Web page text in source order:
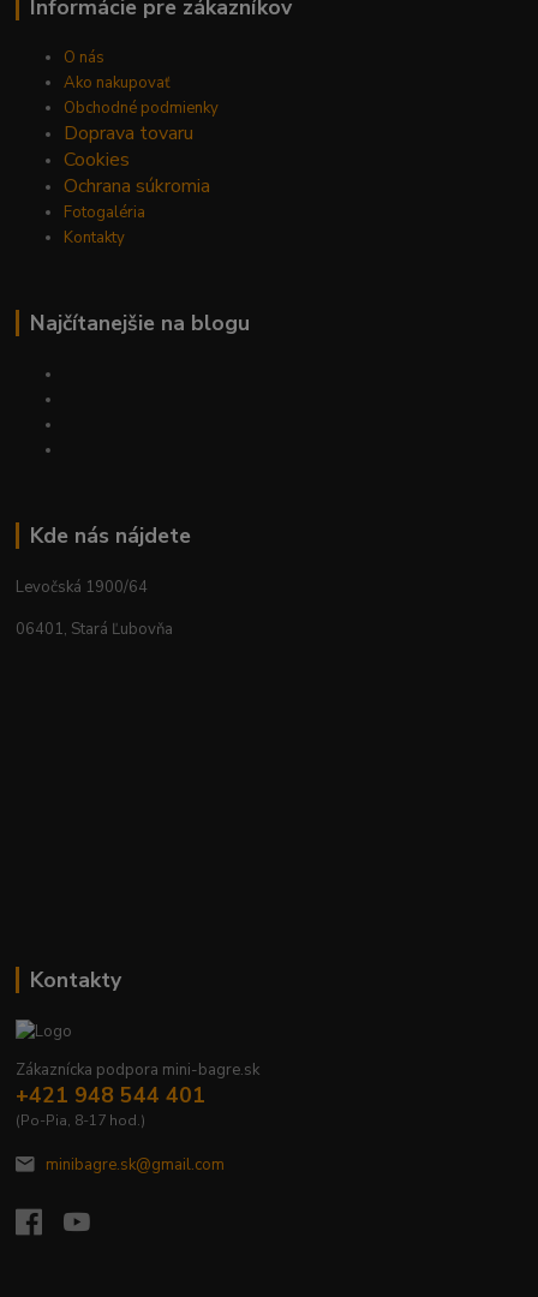
Informácie pre zákazníkov
O nás
Ako nakupovať
Obchodné podmienky
Doprava tovaru
Cookies
Ochrana súkromia
Fotogaléria
Kontakty
Najčítanejšie na blogu
Kde nás nájdete
Levočská 1900/64
06401, Stará Ľubovňa
Kontakty
Zákaznícka podpora mini-bagre.sk
+421 948 544 401
(Po-Pia, 8-17 hod.)
minibagre.sk@gmail.com